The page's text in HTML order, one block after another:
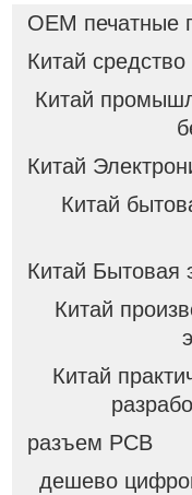
OEM печатные
Китай средство
Китай
Китай
Китай
Китай Бытовая
Китай
Китай
разъем PCB
дешево